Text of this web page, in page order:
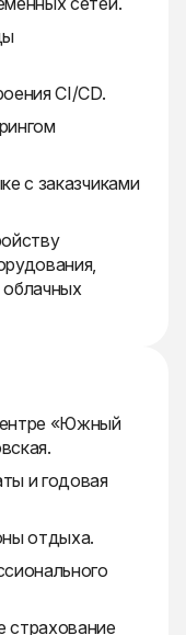
CI/CD.
с заказчиками
«Южный
и годовая
отдыха.